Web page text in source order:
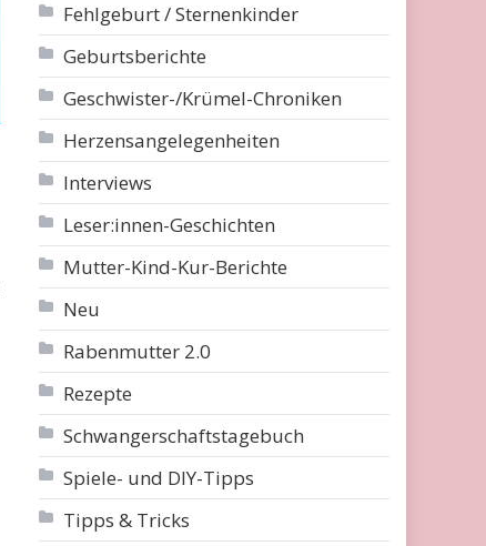
Fehlgeburt / Sternenkinder
Geburtsberichte
Geschwister-/Krümel-Chroniken
Herzensangelegenheiten
Interviews
Leser:innen-Geschichten
Mutter-Kind-Kur-Berichte
Neu
Rabenmutter 2.0
Rezepte
Schwangerschaftstagebuch
Spiele- und DIY-Tipps
Tipps & Tricks